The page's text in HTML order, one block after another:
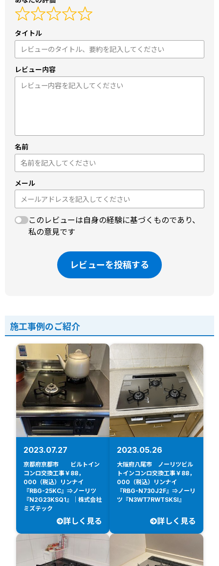
タイトル
レビュー内容
名前
メール
このレビューは自身の経験に基づくものであり、
私の意見です
レビューを投稿する
施工事例のご紹介
2023.07.27
京都府京都市 ビルトイン
コンロ交換工事￥88，
000（税込）リンナイ
『RBG-25KC』⇒ノーリツ
『N2G23KSQ1』｜株式会社
ミズテック
詳しく見る
2023.05.26
大阪府八尾市 ノーリツビル
トインコンロ交換工事￥88，
000（税込）リンナイ
『RBG-N730J2F』⇒ノーリ
ツ『N3WT7RWTSKSI』
詳しく見る